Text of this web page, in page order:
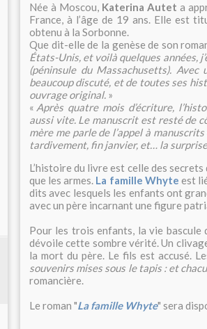
Née à Moscou, Katerina Autet a
France, à l’âge de 19 ans. Elle est
obtenu à la Sorbonne.
Que dit-elle de la genèse de son
États-Unis, et voilà quelques années,
(péninsule du Massachusetts).
beaucoup discuté, et de toutes ses
ouvrage original. »
« Après quatre mois d’écriture,
aussi vite. Le manuscrit est resté de
mère me parle de l’appel à
tardivement, fin janvier, et… la
L’histoire du livre est celle des
que les armes. La famille Whyte est
dits avec lesquels les enfants ont
avec un père incarnant une figure
Pour les trois enfants, la vie bascule
dévoile cette sombre vérité. Un
la mort du père. Le fils est accusé.
souvenirs mises sous le tapis : et
romancière.
Le roman "La famille Whyte" sera